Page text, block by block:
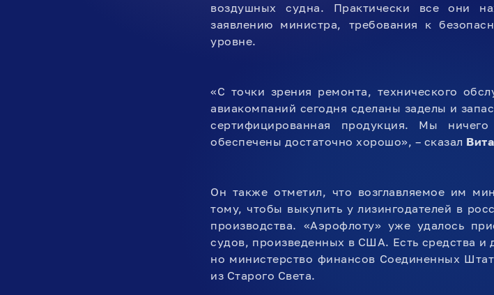
воздушных судна. Практически все они
заявлению министра, требования к
уровне.
«С точки зрения ремонта, технического
авиакомпаний сегодня сделаны заделы и
сертифицированная продукция. Мы
обеспечены достаточно хорошо», – сказал
Он также отметил, что возглавляемое им
тому, чтобы выкупить у лизингодателей в
производства. «Аэрофлоту» уже удалось
судов, произведенных в США. Есть средства и
но министерство финансов Соединенных
из Старого Света.